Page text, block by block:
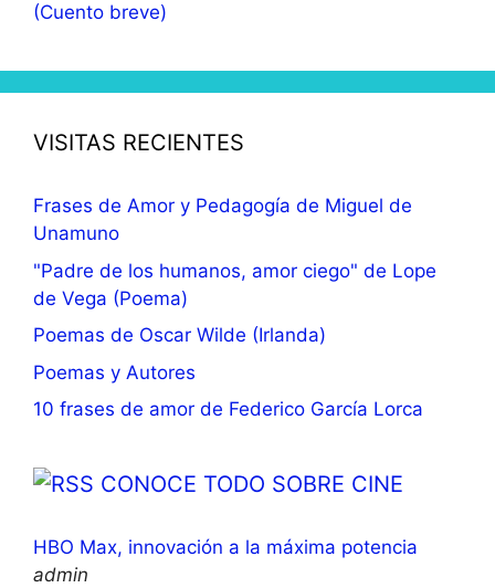
(Cuento breve)
VISITAS RECIENTES
Frases de Amor y Pedagogía de Miguel de
Unamuno
"Padre de los humanos, amor ciego" de Lope
de Vega (Poema)
Poemas de Oscar Wilde (Irlanda)
Poemas y Autores
10 frases de amor de Federico García Lorca
CONOCE TODO SOBRE CINE
HBO Max, innovación a la máxima potencia
admin